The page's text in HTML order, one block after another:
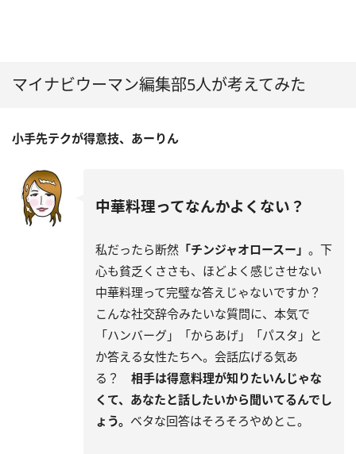
マイナビウーマン編集部5人が考えてみた
小手先テクが得意技、あーりん
中華料理ってなんかよくない？
私だったら断然 「チンジャオロースー」 。下
心も貧乏くささも、ほどよく感じさせない
中華料理って完璧な答えじゃないですか？
こんな社交辞令みたいな質問に、本気で
「ハンバーグ」「からあげ」「パスタ」と
か答える女性たちへ。会話広げる気あ
る？ 相手は得意料理が知りたいんじゃな
くて、あなたと話したいから聞いてるんでし
ょう。 ベタな回答はそろそろやめとこ。